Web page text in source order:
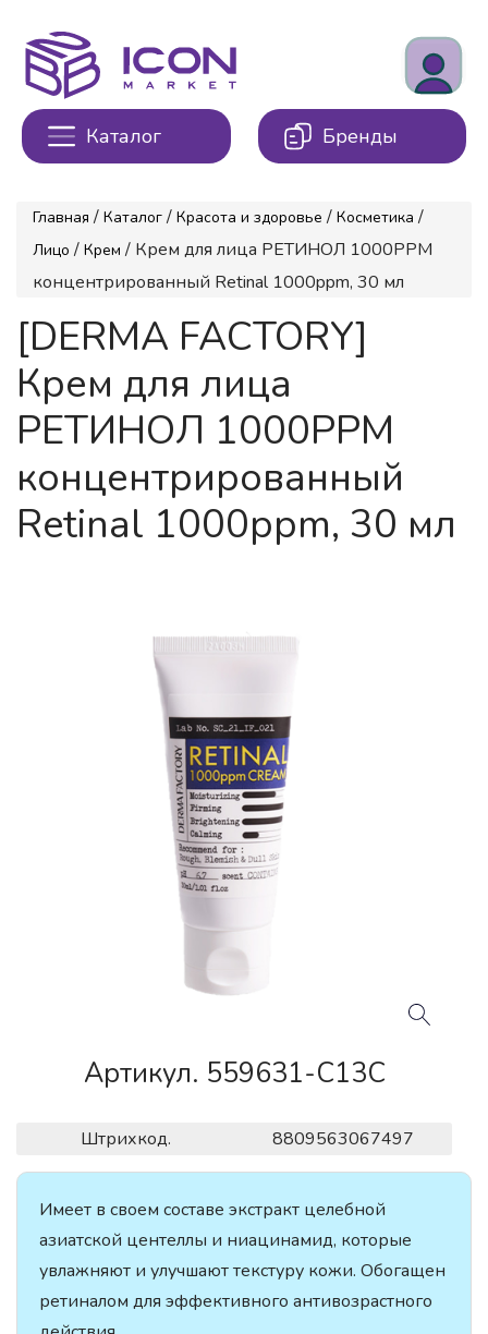
Каталог Бренды
Главная / Каталог / Красота и здоровье / Косметика /
Лицо / Крем / Крем для лица РЕТИНОЛ 1000PPM
концентрированный Retinal 1000ppm, 30 мл
[DERMA FACTORY]
Крем для лица
РЕТИНОЛ 1000PPM
концентрированный
Retinal 1000ppm, 30 мл
Артикул. 559631-C13C
Штрихкод. 8809563067497
Имеет в своем составе экстракт целебной
азиатской центеллы и ниацинамид, которые
увлажняют и улучшают текстуру кожи. Обогащен
ретиналом для эффективного антивозрастного